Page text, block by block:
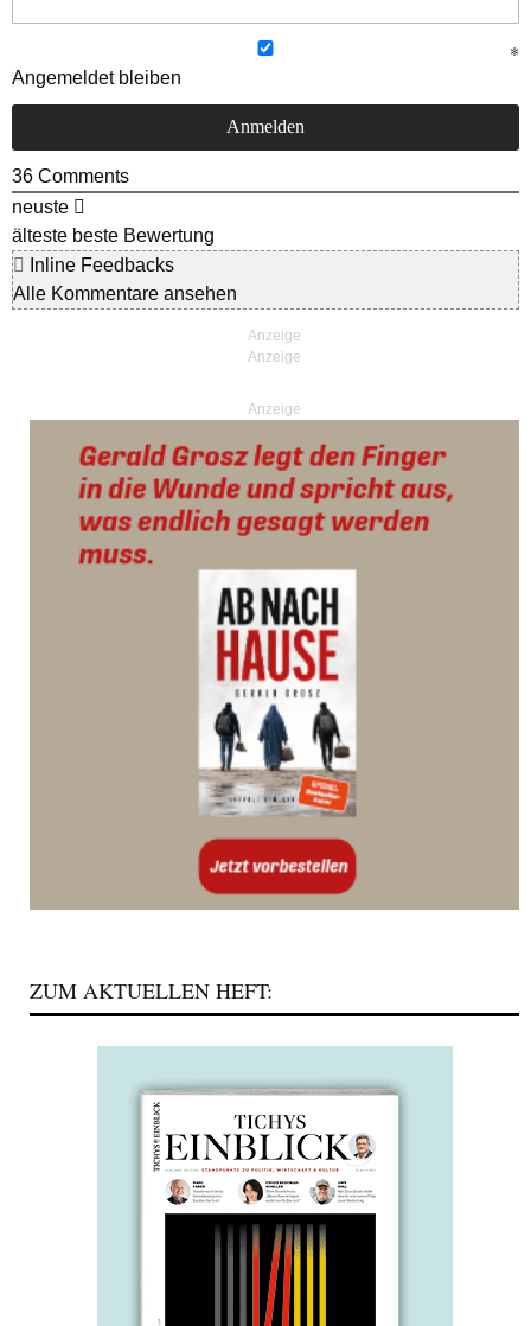
Angemeldet bleiben
36 Comments
neuste
älteste beste Bewertung
Inline Feedbacks
Alle Kommentare ansehen
Anzeige
ZUM AKTUELLEN HEFT: